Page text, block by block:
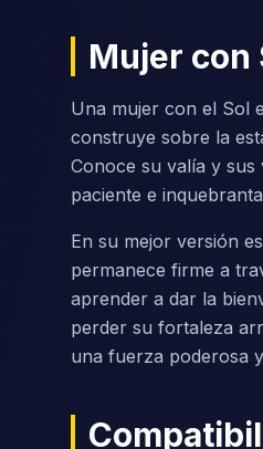
Mujer con
Una mujer con el Sol
construye sobre la
Conoce su valía y
paciente e
En su mejor versión
permanece firme a
aprender a dar la
perder su fortaleza
una fuerza poderosa